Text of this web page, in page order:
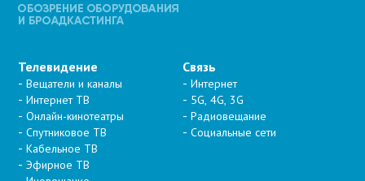
Телевидение
Вещатели и каналы
Интернет ТВ
Онлайн-кинотеатры
Спутниковое ТВ
Кабельное ТВ
Эфирное ТВ
Связь
Интернет
5G, 4G, 3G
Радиовещание
Социальные сети